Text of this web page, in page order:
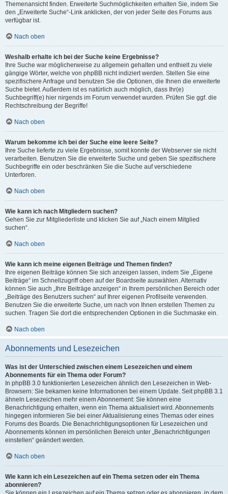
Themenansicht finden. Erweiterte Suchmöglichkeiten erhalten Sie, indem Sie
den „Erweiterte Suche“-Link anklicken, der von jeder Seite des Forums aus
verfügbar ist.
Nach oben
Weshalb erhalte ich bei der Suche keine Ergebnisse?
Ihre Suche war möglicherweise zu allgemein gehalten und enthielt zu viele
gängige Wörter, welche von phpBB nicht indiziert werden. Stellen Sie eine
spezifischere Anfrage und benutzen Sie die Optionen, die Ihnen die erweiterte
Suche bietet. Außerdem ist es natürlich auch möglich, dass Ihr(e)
Suchbegriff(e) hier nirgends im Forum verwendet wurden. Prüfen Sie ggf. die
Rechtschreibung der Begriffe!
Nach oben
Warum bekomme ich bei der Suche eine leere Seite?
Ihre Suche lieferte zu viele Ergebnisse, somit konnte der Webserver sie nicht
verarbeiten. Benutzen Sie die erweiterte Suche und geben Sie spezifischere
Suchbegriffe ein oder beschränken Sie die Suche auf verschiedene
Unterforen.
Nach oben
Wie kann ich nach Mitgliedern suchen?
Gehen Sie zur Mitgliederliste und klicken Sie auf „Nach einem Mitglied
suchen“.
Nach oben
Wie kann ich meine eigenen Beiträge und Themen finden?
Ihre eigenen Beiträge können Sie sich anzeigen lassen, indem Sie „Eigene
Beiträge“ im Schnellzugriff oben auf der Boardseite auswählen. Alternativ
können Sie auch „Ihre Beiträge anzeigen“ in Ihrem persönlichen Bereich oder
„Beiträge des Benutzers suchen“ auf Ihrer eigenen Profilseite verwenden.
Benutzen Sie die erweiterte Suche, um nach von Ihnen erstellen Themen zu
suchen. Tragen Sie dort die entsprechenden Optionen in die Suchmaske ein.
Nach oben
Abonnements und Lesezeichen
Was ist der Unterschied zwischen einem Lesezeichen und einem
Abonnements für ein Thema oder Forum?
In phpBB 3.0 funktionierten Lesezeichen ähnlich den Lesezeichen in Web-
Browsern: Sie bekamen keine Informationen bei einem Update. Seit phpBB 3.1
ähneln Lesezeichen mehr einem Abonnement: Sie können eine
Benachrichtigung erhalten, wenn ein Thema aktualisiert wird. Abonnements
hingegen informieren Sie bei einer Aktualisierung eines Themas oder eines
Forums des Boards. Die Benachrichtigungsoptionen für Lesezeichen und
Abonnements können im persönlichen Bereich unter „Benachrichtigungen
einstellen“ geändert werden.
Nach oben
Wie kann ich ein Lesezeichen auf ein Thema setzen oder ein Thema
abonnieren?